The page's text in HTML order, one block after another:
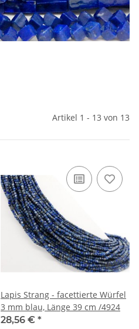
Artikel 1 - 13 von 13
Lapis Strang - facettierte Würfel
3 mm blau, Länge 39 cm /4924
28,56 € *